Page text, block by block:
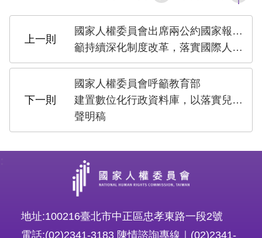
站
放
宣
國家人權委員會出席兩公約國家報告國際審查會議
籲持續深化制度改革，落實國際人權標準
國家人權委員會呼籲教育部
建置數位化行政資料庫，以落實兒童人權監測
聲明稿
地址:100216臺北市中正區忠孝東路一段2號
電話:(02)2341-3183 陳情諮詢專線｜(02)2341-